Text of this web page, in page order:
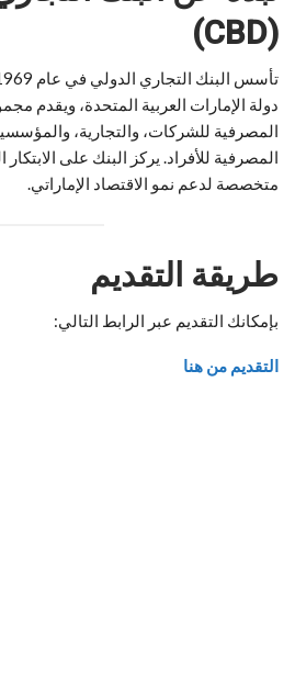
(CBD)
دولة الإمارات العربية المتحدة، ويقدم
المصرفية للشركات، والتجارية،
المصرفية للأفراد. يركز البنك على
متخصصة لدعم نمو الاقتصاد الإماراتي.
طريقة التقديم
بإمكانك التقديم عبر الرابط التالي:
التقديم من هنا